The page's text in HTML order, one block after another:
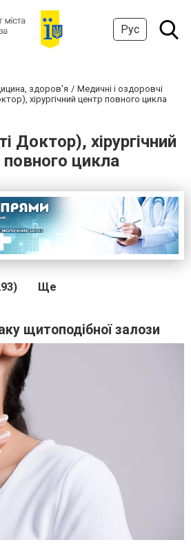
Рус
здоров'я
Медичні і оздоровчі
хірургічний центр повного цикла
Доктор), хірургічний
повного цикла
Ще
щитоподібної залози